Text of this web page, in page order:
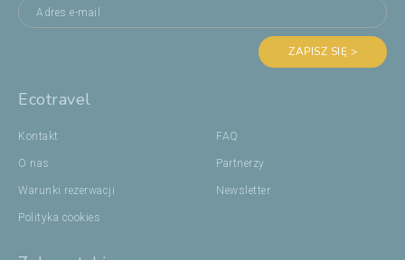
ZAPISZ SIĘ >
Ecotravel
Kontakt
O nas
Warunki rezerwacji
Polityka cookies
FAQ
Partnerzy
Newsletter